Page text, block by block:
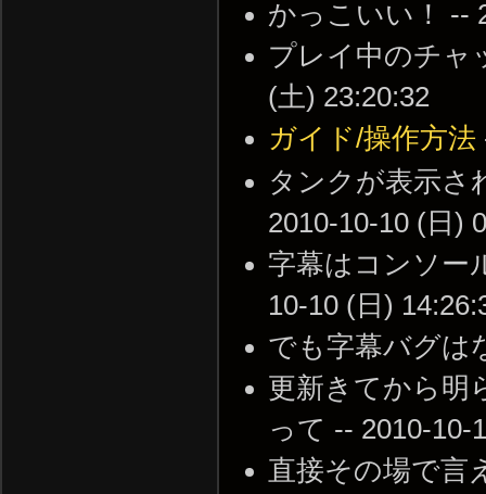
かっこいい！ --
プレイ中のチャ
(土) 23:20:32
ガイド/操作方法
タンクが表示さ
2010-10-10 (日)
字幕はコンソー
10-10 (日)
でも字幕バグは
更新きてから明
って -- 2010-10-
直接その場で言